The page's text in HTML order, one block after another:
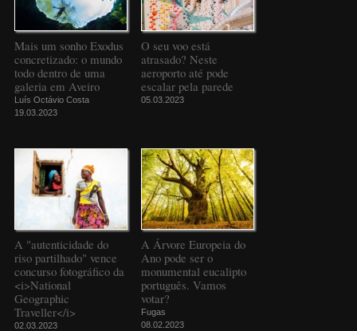
Mais um sonho Exodus
concretizado: o mundo
todo dentro de uma
galeria em Aveiro
Luís Octávio Costa
19.03.2023
O seu voo está
atrasado? Neste
aeroporto até pode
escalar pela parede
05.03.2023
A "autenticidade do
riso partilhado" vence
concurso fotográfico da
<i>National
Geographic
Traveller</i>
02.03.2023
A Árvore Europeia do
Ano pode ser o
monumental eucalipto
português. Vamos
votar?
Fugas
08.02.2023